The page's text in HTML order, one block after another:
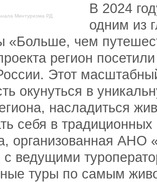
Минтуризма РД
В 2024
одним из
«Больше, чем
регион
Этот
окунуться в
насладиться
себя в
организованная АНО
с ведущими
туры по самым